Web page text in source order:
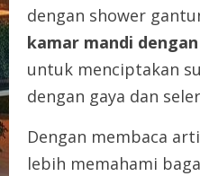
dengan shower
kamar mandi
untuk menciptakan
dengan gaya dan
Dengan membaca
lebih memahami